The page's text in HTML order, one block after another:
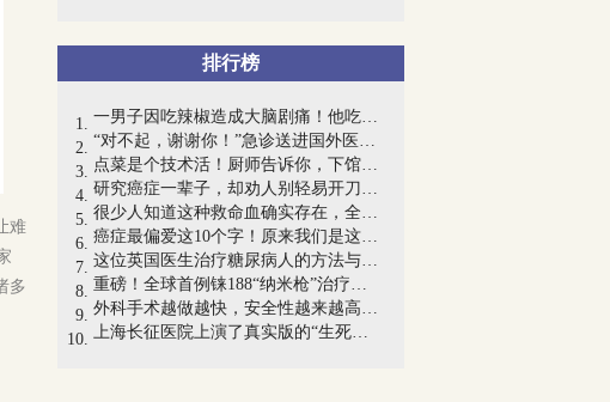
排行榜
一男子因吃辣椒造成大脑剧痛！他吃了一个...
“对不起，谢谢你！”急诊送进国外医院，...
点菜是个技术活！厨师告诉你，下馆子这四...
研究癌症一辈子，却劝人别轻易开刀，快来...
很少人知道这种救命血确实存在，全球仅6...
癌症最偏爱这10个字！原来我们是这样把癌...
这位英国医生治疗糖尿病人的方法与官方指...
重磅！全球首例铼188“纳米枪”治疗肺癌...
外科手术越做越快，安全性越来越高，为什...
上海长征医院上演了真实版的“生死时速”...
难
多